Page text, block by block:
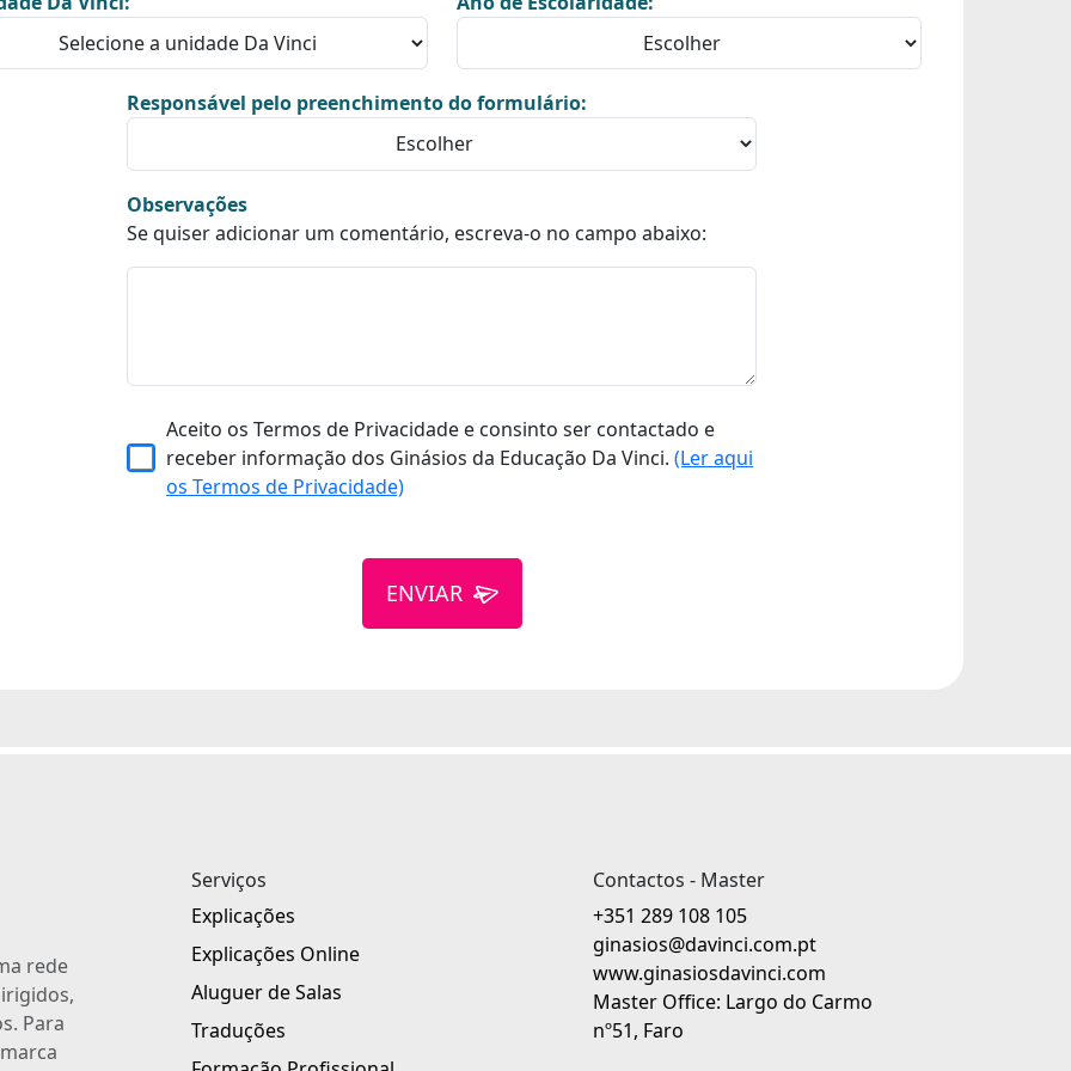
Responsável pelo preenchimento do formulário:
Observações
Se quiser adicionar um comentário, escreva-o no campo abaixo:
Aceito os Termos de Privacidade e consinto ser contactado e
receber informação dos Ginásios da Educação Da Vinci.(Ler aqui
os Termos de Privacidade)
ENVIAR
rede
Para
Serviços
Explicações
Explicações Online
Aluguer de Salas
Traduções
Contactos - Master
+351 289 108 105
ginasios@davinci.com.pt
www.ginasiosdavinci.com
Master Office: Largo do Carmo
nº51, Faro